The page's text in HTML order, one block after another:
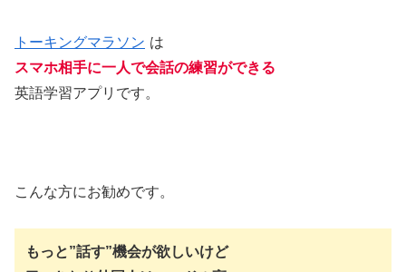
トーキングマラソン は
スマホ相手に一人で会話の練習ができる
英語学習アプリです。
こんな方にお勧めです。
もっと”話す”機会が欲しいけど